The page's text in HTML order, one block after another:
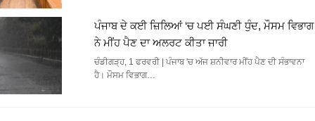
ਪੰਜਾਬ ਦੇ ਕਈ ਜ਼ਿਲਿਆਂ ‘ਚ ਪਈ ਸੰਘਣੀ ਧੁੰਦ, ਮੌਸਮ ਵਿਭਾਗ
ਨੇ ਮੀਂਹ ਪੈਣ ਦਾ ਅਲਰਟ ਕੀਤਾ ਜਾਰੀ
ਚੰਡੀਗੜ੍ਹ, 1 ਫਰਵਰੀ | ਪੰਜਾਬ 'ਚ ਅੱਜ ਸ਼ਨੀਵਾਰ ਮੀਂਹ ਪੈਣ ਦੀ ਸੰਭਾਵਨਾ
ਹੈ। ਮੌਸਮ ਵਿਭਾਗ…